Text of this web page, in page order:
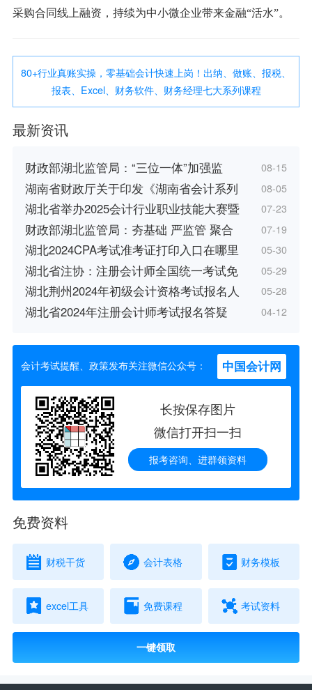
采购合同线上融资，持续为中小微企业带来金融“活水”。
80+行业真账实操，零基础会计快速上岗！出纳、做账、报税、
报表、Excel、财务软件、财务经理七大系列课程
最新资讯
财政部湖北监管局：“三位一体”加强监 08-15
湖南省财政厅关于印发《湖南省会计系列 08-05
湖北省举办2025会计行业职业技能大赛暨 07-23
财政部湖北监管局：夯基础 严监管 聚合 07-19
湖北2024CPA考试准考证打印入口在哪里 05-30
湖北省注协：注册会计师全国统一考试免 05-29
湖北荆州2024年初级会计资格考试报名人 05-28
湖北省2024年注册会计师考试报名答疑 04-12
会计考试提醒、政策发布关注微信公众号： 中国会计网
长按保存图片
微信打开扫一扫
报考咨询、进群领资料
免费资料
财税干货 会计表格 财务模板
excel工具 免费课程 考试资料
一键领取